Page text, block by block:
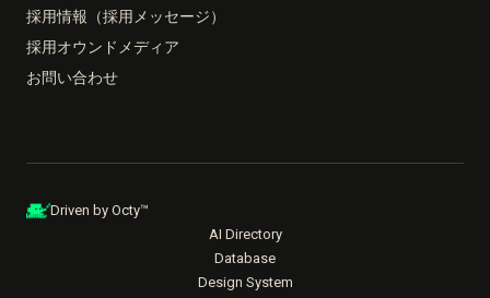
採用情報（採用メッセージ）
採用オウンドメディア
お問い合わせ
Driven by Octy™
AI Directory
Database
Design System